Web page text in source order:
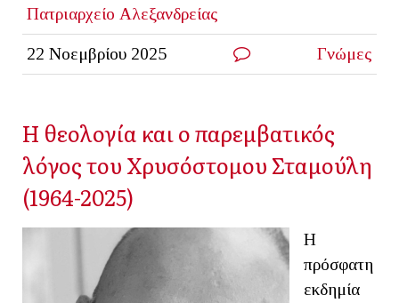
Πατριαρχείο Αλεξανδρείας
22 Νοεμβρίου 2025 Γνώμες
Η θεολογία και ο παρεμβατικός
λόγος του Χρυσόστομου Σταμούλη
(1964-2025)
Η
πρόσφατη
εκδημία